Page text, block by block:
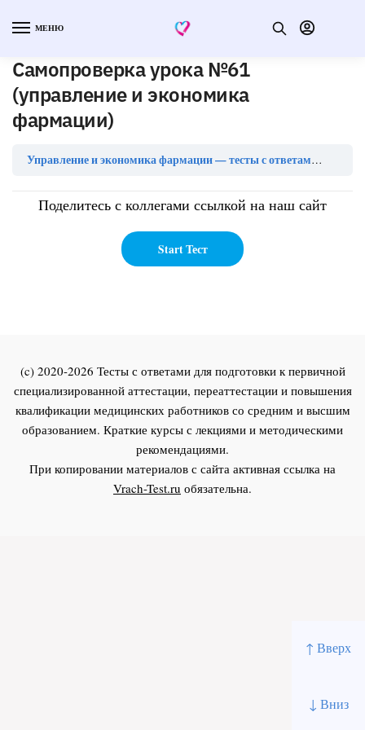
↑ Вверх
↓ Вниз
МЕНЮ
Самопроверка урока №61
(управление и экономика
фармации)
Управление и экономика фармации — тесты с ответами
Поделитесь с коллегами ссылкой на наш сайт
(c) 2020-2026 Тесты с ответами для подготовки к первичной
специализированной аттестации, переаттестации и повышения
квалификации медицинских работников со средним и высшим
образованием. Краткие курсы с лекциями и методическими
рекомендациями.
При копировании материалов с сайта активная ссылка на
Vrach-Test.ru обязательна.